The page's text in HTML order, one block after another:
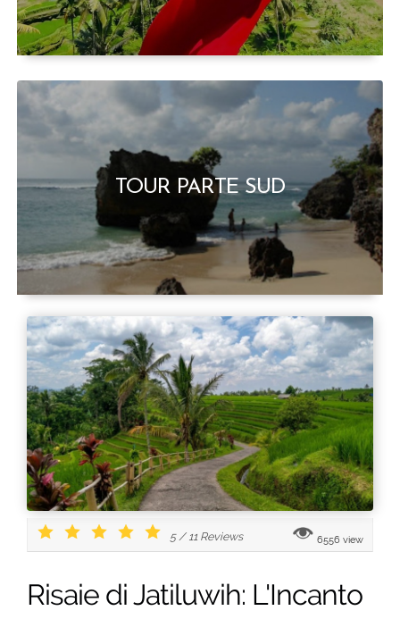
TOUR PARTE SUD
5/ 11 Reviews 6556 view
Risaie di Jatiluwih: L'Incanto